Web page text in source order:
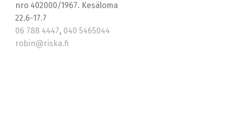
nro 402000/1967. Kesäloma
22.6-17.7
06 788 4447, 040 5465044
robin@riska.fi